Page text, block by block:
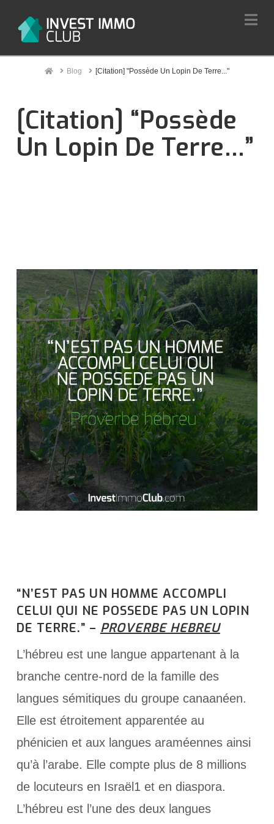
HomeBlog [Citation] "Possède Un Lopin De Terre..."
[Citation] “Possède
Un Lopin De Terre…”
“N’EST PAS UN HOMME ACCOMPLI
CELUI QUI NE POSSEDE PAS UN LOPIN
DE TERRE.” – PROVERBE HEBREU
L’hébreu est une langue appartenant à la
branche centre-nord de la famille des
langues sémitiques du groupe canaanéen.
Elle est étroitement apparentée au
phénicien et aux langues araméennes ainsi
qu’à l’arabe. Elle compte plus de 8 millions
de locuteurs en Israël1 et en diaspora.
L’hébreu est l’une des deux langues